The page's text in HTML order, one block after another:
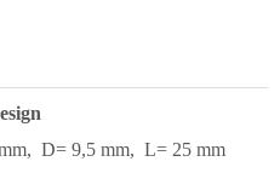
D= 9,5 mm, L= 25 mm